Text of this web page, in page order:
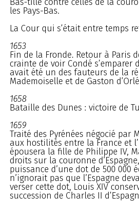
les Pays-Bas.
La Cour qui s’était entre temps
1653
Fin de la Fronde. Retour à
crainte de voir Condé
avait été un des fauteurs de la
Mademoiselle et de Gaston
1658
Bataille des Dunes : victoire de
1659
Traité des Pyrénées négocié
aux hostilités entre la France et
épousera la fille de Philippe IV,
droits sur la couronne
puissance d’une dot de 500 000
n’ignorait pas que l’Espagne
verser cette dot, Louis XIV
succession de Charles II